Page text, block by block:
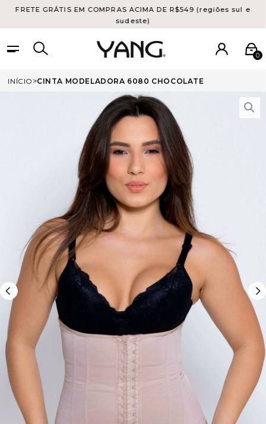
FRETE GRÁTIS EM COMPRAS ACIMA DE R$549 (regiões sul e
sudeste)
0
INÍCIO CINTA MODELADORA 6080 CHOCOLATE